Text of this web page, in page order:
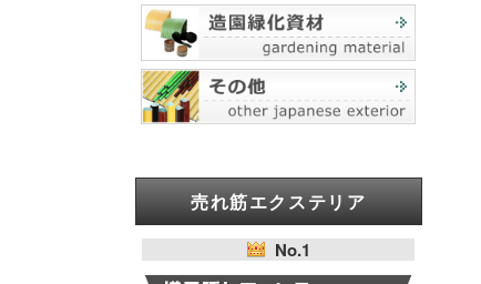
売れ筋エクステリア
No.1